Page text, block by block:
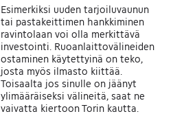
Esimerkiksi uuden tarjoiluvaunun
tai pastakeittimen hankkiminen
ravintolaan voi olla merkittävä
investointi. Ruoanlaittovälineiden
ostaminen käytettyinä on teko,
josta myös ilmasto kiittää.
Toisaalta jos sinulle on jäänyt
ylimääräiseksi välineitä, saat ne
vaivatta kiertoon Torin kautta.